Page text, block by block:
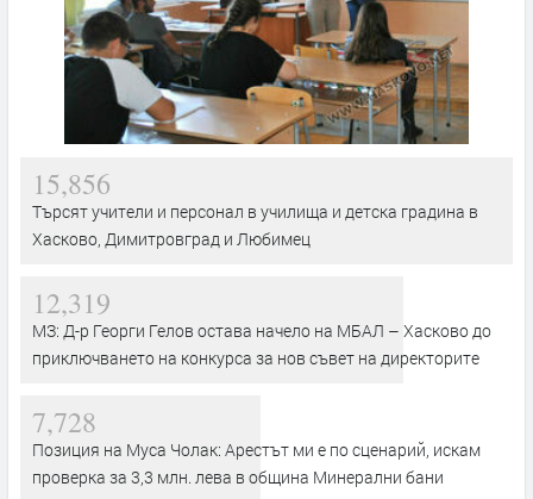
15,856
Търсят учители и персонал в училища и детска градина в
Хасково, Димитровград и Любимец
12,319
МЗ: Д-р Георги Гелов остава начело на МБАЛ – Хасково до
приключването на конкурса за нов съвет на директорите
7,728
Позиция на Муса Чолак: Арестът ми е по сценарий, искам
проверка за 3,3 млн. лева в община Минерални бани